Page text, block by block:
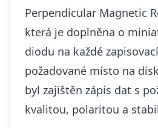
Perpendicular Magnetic
která je doplněna o
diodu na každé
požadované místo na
byl zajištěn zápis dat s
kvalitou, polaritou a